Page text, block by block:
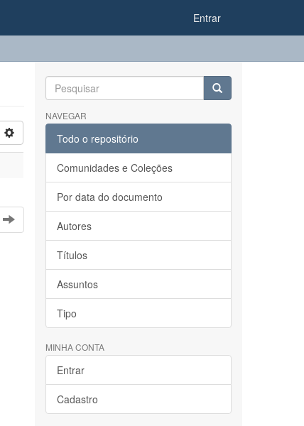
Entrar
NAVEGAR
Todo o repositório
Comunidades e Coleções
Por data do documento
Autores
Títulos
Assuntos
Tipo
MINHA CONTA
Entrar
Cadastro